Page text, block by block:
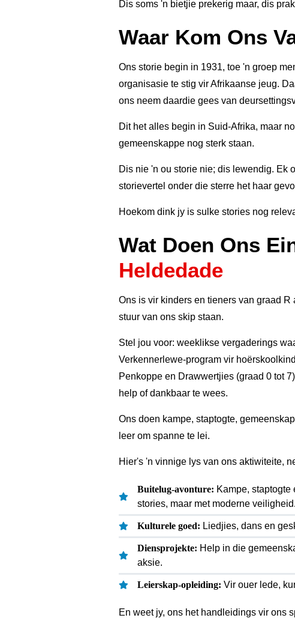
Dis soms 'n bietjie prekerig maar, dis
Waar Kom Ons
Ons storie begin in 1931, toe 'n groep
organisasie te stig vir Afrikaanse jeug.
ons neem daardie gees van
Dit het alles begin in Suid-Afrika, maar
gemeenskappe nog sterk staan.
Dis nie 'n ou storie nie; dis lewendig. Ek
storievertel onder die sterre het haar
Hoekom dink jy is sulke stories nog
Wat Doen Ons
Heldedade
Ons is vir kinders en tieners van graad
stuur van ons skip staan.
Stel jou voor: weeklikse vergaderings
Verkennerlewe-program vir
Penkoppe en Drawwertjies (graad 0 tot
help of dankbaar te wees.
Ons doen kampe, staptogte,
leer om spanne te lei.
Hier's 'n vinnige lys van ons aktiwiteite,
Buitelug-avonture: Kampe,
stories, maar met moderne veiligheid.
Kulturele goed: Liedjies, dans en
Diensprojekte: Help in die
aksie.
Leierskap-opleiding: Vir ouer lede,
En weet jy, ons het handleidings vir ons